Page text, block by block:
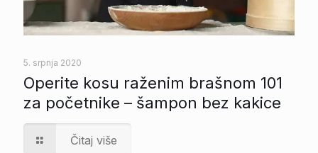
5. srpnja 2020
Operite kosu raženim brašnom 101
za početnike – šampon bez kakice
Čitaj više